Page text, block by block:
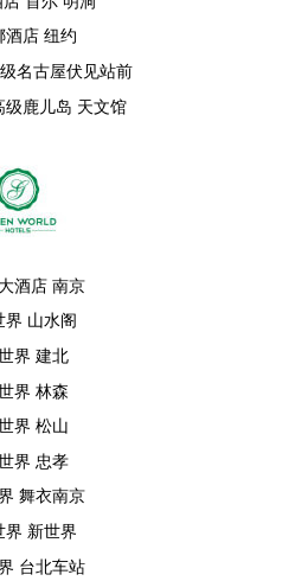
酒店 纽约
名古屋伏见站前
级鹿儿岛 天文馆
酒店 南京
界 山水阁
界 建北
界 林森
界 松山
界 忠孝
舞衣南京
界 新世界
台北车站